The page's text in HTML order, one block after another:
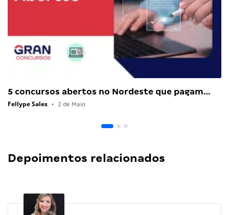
5 concursos abertos no Nordeste que pagam…
Fellype Sales • 2 de Maio
Depoimentos relacionados